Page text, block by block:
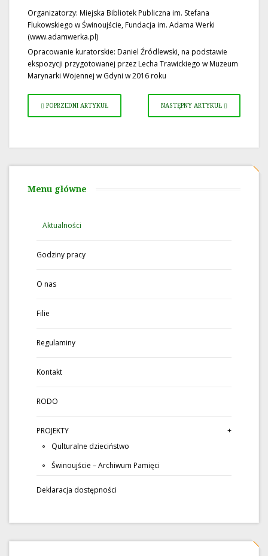
Organizatorzy: Miejska Bibliotek Publiczna im. Stefana
Flukowskiego w Świnoujście, Fundacja im. Adama Werki
(www.adamwerka.pl)
Opracowanie kuratorskie: Daniel Źródlewski, na podstawie
ekspozycji przygotowanej przez Lecha Trawickiego w Muzeum
Marynarki Wojennej w Gdyni w 2016 roku
POPRZEDNI ARTYKUŁ NASTĘPNY ARTYKUŁ
Menu główne
Aktualności
Godziny pracy
O nas
Filie
Regulaminy
Kontakt
RODO
PROJEKTY
Qulturalne dzieciństwo
Świnoujście – Archiwum Pamięci
Deklaracja dostępności